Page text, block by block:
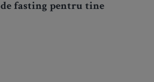
de fasting pentru tine